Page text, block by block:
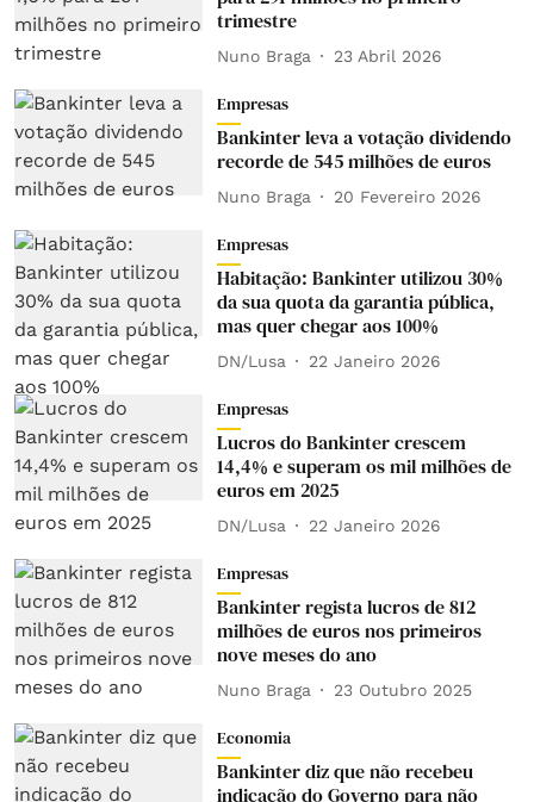
trimestre
Nuno Braga 23 Abril 2026
Empresas
Bankinter leva a votação dividendo
recorde de 545 milhões de euros
Nuno Braga 20 Fevereiro 2026
Empresas
Habitação: Bankinter utilizou 30%
da sua quota da garantia pública,
mas quer chegar aos 100%
DN/Lusa 22 Janeiro 2026
Empresas
Lucros do Bankinter crescem
14,4% e superam os mil milhões de
euros em 2025
DN/Lusa 22 Janeiro 2026
Empresas
Bankinter regista lucros de 812
milhões de euros nos primeiros
nove meses do ano
Nuno Braga 23 Outubro 2025
Economia
Bankinter diz que não recebeu
indicação do Governo para não